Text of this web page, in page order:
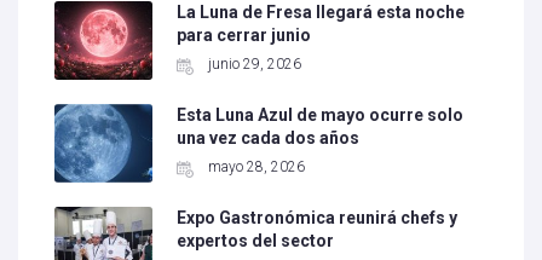
La Luna de Fresa llegará esta noche
para cerrar junio
junio 29, 2026
Esta Luna Azul de mayo ocurre solo
una vez cada dos años
mayo 28, 2026
Expo Gastronómica reunirá chefs y
expertos del sector